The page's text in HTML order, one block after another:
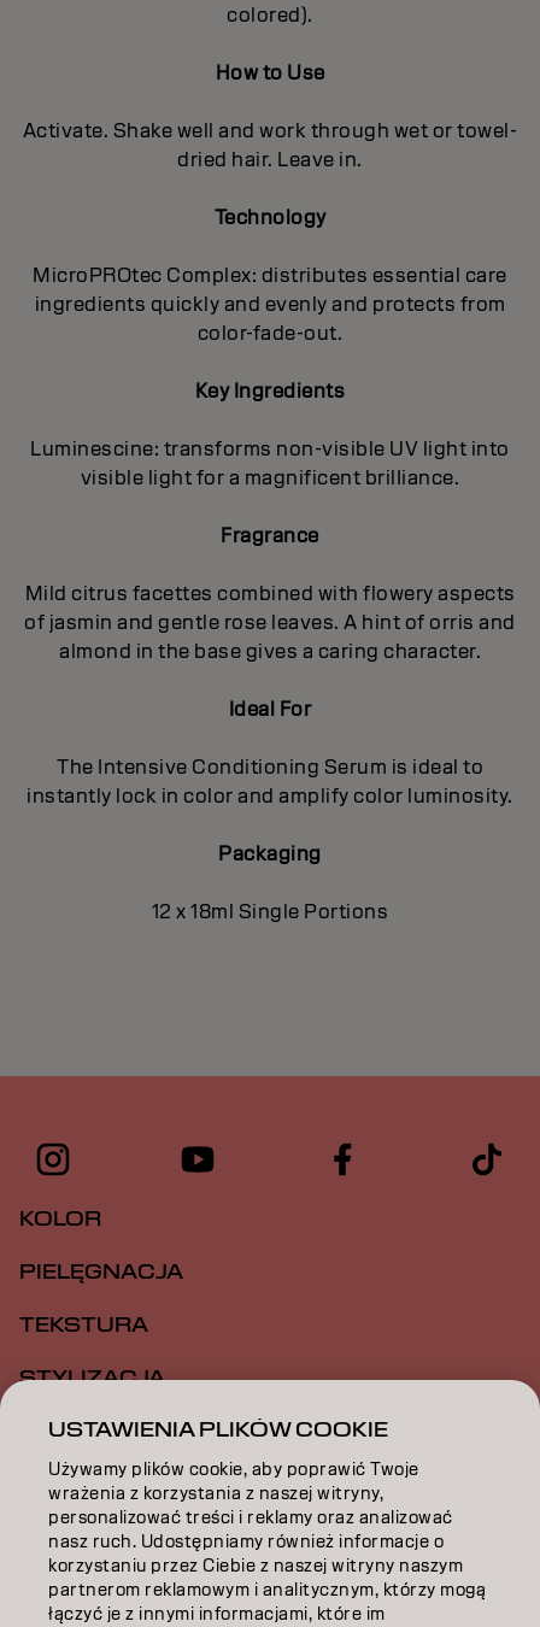
colored).
How to Use
Activate. Shake well and work through wet or towel-
dried hair. Leave in.
Technology
MicroPROtec Complex: distributes essential care
ingredients quickly and evenly and protects from
color-fade-out.
Key Ingredients
Luminescine: transforms non-visible UV light into
visible light for a magnificent brilIiance.
Fragrance
Mild citrus facettes combined with flowery aspects
of jasmin and gentle rose leaves. A hint of orris and
almond in the base gives a caring character.
Ideal For
The Intensive Conditioning Serum is ideal to
instantly lock in color and amplify color luminosity.
Packaging
12 x 18ml Single Portions
KOLOR
PIELĘGNACJA
TEKSTURA
STYLIZACJA
INSPIRACJA
EDUKACJA
O NAS
ZOSTAŃ PARTNEREM
USTAWIENIA PLIKÓW COOKIE
Używamy plików cookie, aby poprawić Twoje
wrażenia z korzystania z naszej witryny,
personalizować treści i reklamy oraz analizować
nasz ruch. Udostępniamy również informacje o
korzystaniu przez Ciebie z naszej witryny naszym
partnerom reklamowym i analitycznym, którzy mogą
łączyć je z innymi informacjami, które im